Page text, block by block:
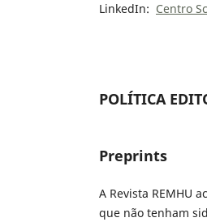
LinkedIn: Centro
POLÍTICA
Preprints
A Revista REMHU
que não tenham